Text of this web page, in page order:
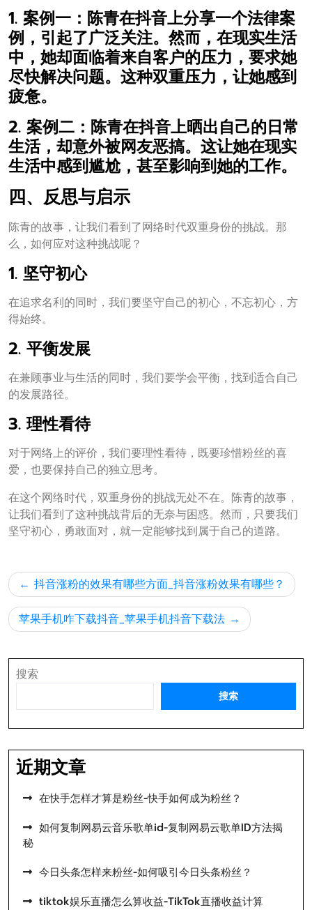
1. 案例一：陈青在抖音上分享一个法律案
例，引起了广泛关注。然而，在现实生活
中，她却面临着来自客户的压力，要求她
尽快解决问题。这种双重压力，让她感到
疲惫。
2. 案例二：陈青在抖音上晒出自己的日常
生活，却意外被网友恶搞。这让她在现实
生活中感到尴尬，甚至影响到她的工作。
四、反思与启示
陈青的故事，让我们看到了网络时代双重身份的挑战。那
么，如何应对这种挑战呢？
1. 坚守初心
在追求名利的同时，我们要坚守自己的初心，不忘初心，方
得始终。
2. 平衡发展
在兼顾事业与生活的同时，我们要学会平衡，找到适合自己
的发展路径。
3. 理性看待
对于网络上的评价，我们要理性看待，既要珍惜粉丝的喜
爱，也要保持自己的独立思考。
在这个网络时代，双重身份的挑战无处不在。陈青的故事，
让我们看到了这种挑战背后的无奈与困惑。然而，只要我们
坚守初心，勇敢面对，就一定能够找到属于自己的道路。
文
章
导
抖音涨粉的效果有哪些方面_抖音涨粉效果有哪些？
苹果手机咋下载抖音_苹果手机抖音下载法
搜索
搜索
近期文章
在快手怎样才算是粉丝-快手如何成为粉丝？
如何复制网易云音乐歌单id-复制网易云歌单ID方法揭
秘
今日头条怎样来粉丝-如何吸引今日头条粉丝？
tiktok娱乐直播怎么算收益-TikTok直播收益计算